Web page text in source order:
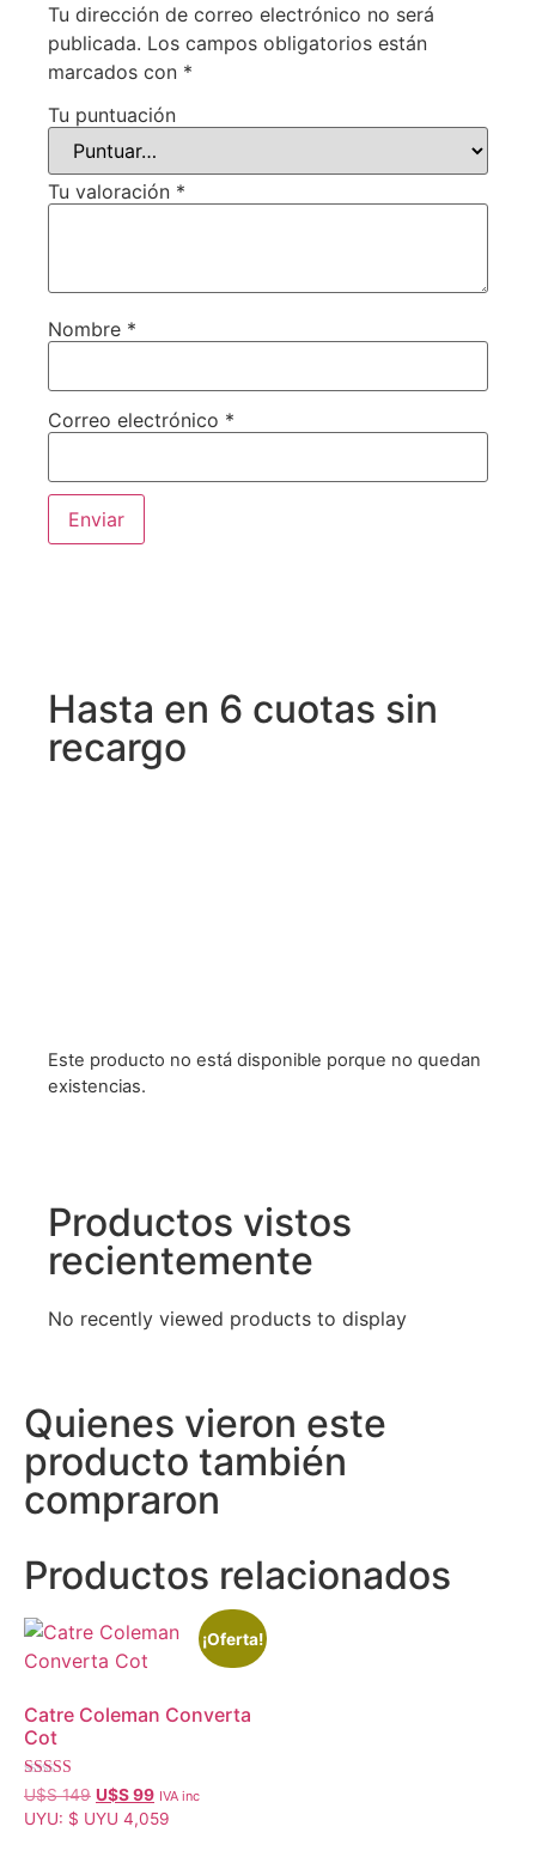
Tu dirección de correo electrónico no será
publicada. Los campos obligatorios están
marcados con *
Tu puntuación
Tu valoración *
Nombre *
Correo electrónico *
Hasta en 6 cuotas sin
recargo
Este producto no está disponible porque no quedan
existencias.
Productos vistos
recientemente
No recently viewed products to display
Quienes vieron este
producto también
compraron
Productos relacionados
¡Oferta!
Catre Coleman Converta
Cot
Valorado con
5.00
de 5
U$S149 U$S99 IVA inc
UYU: $ UYU 4,059